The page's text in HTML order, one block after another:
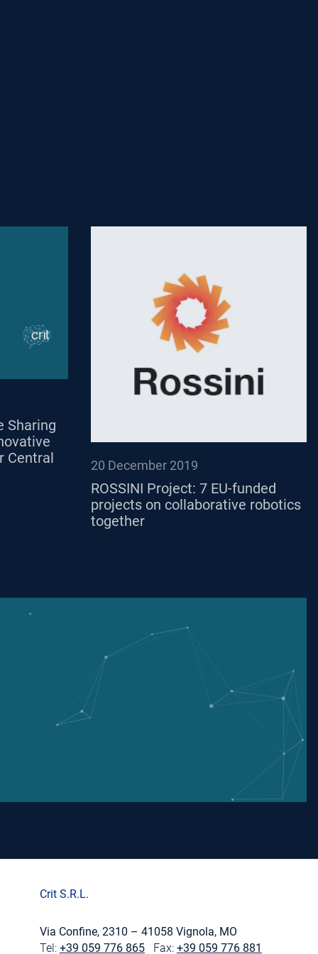
Sharing
Central
20 December 2019
ROSSINI Project: 7 EU-funded
projects on collaborative robotics
together
Crit S.R.L.
Via Confine, 2310 – 41058 Vignola, MO
Tel: +39 059 776 865Fax: +39 059 776 881